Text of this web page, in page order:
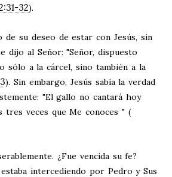
32).
de su deseo de estar con Jesús, sin
dijo al Señor: "Señor, dispuesto
sólo a la cárcel, sino también a la
). Sin embargo, Jesús sabía la verdad
"El gallo no cantará hoy
tres veces que Me conoces " (
¿Fue vencida su fe?
intercediendo por Pedro y Sus